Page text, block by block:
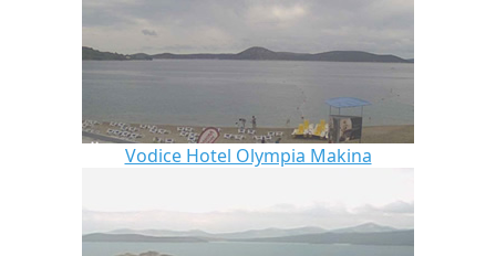
Vodice Hotel Olympia Makina